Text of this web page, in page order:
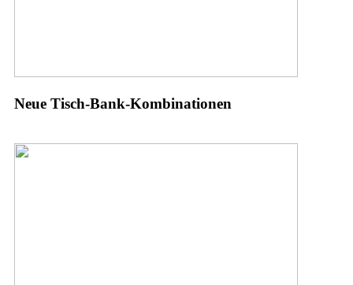
Neue Tisch-Bank-Kombinationen